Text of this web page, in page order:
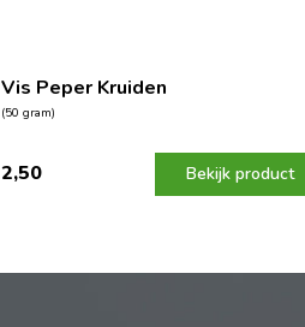
Vis Peper Kruiden
(50 gram)
2,50 Bekijk product